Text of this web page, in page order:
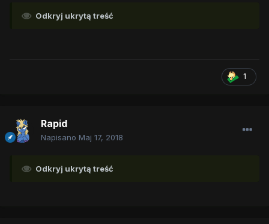
Odkryj ukrytą treść
1
Rapid
Napisano Maj 17, 2018
Odkryj ukrytą treść